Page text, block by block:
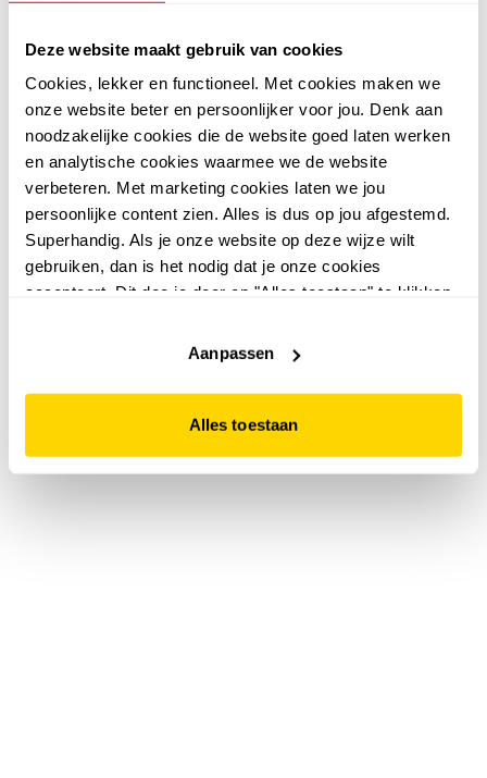
Deze website maakt gebruik van cookies
Cookies, lekker en functioneel. Met cookies maken we
onze website beter en persoonlijker voor jou. Denk aan
noodzakelijke cookies die de website goed laten werken
en analytische cookies waarmee we de website
verbeteren. Met marketing cookies laten we jou
persoonlijke content zien. Alles is dus op jou afgestemd.
Superhandig. Als je onze website op deze wijze wilt
gebruiken, dan is het nodig dat je onze cookies
accepteert. Dit doe je door op "Alles toestaan" te klikken.
website niet optimaal functioneert.
Aanpassen
Alles toestaan